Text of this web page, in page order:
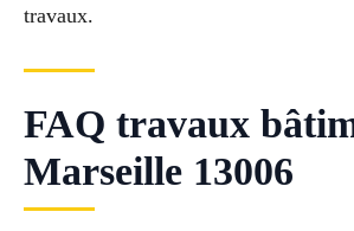
travaux.
FAQ travaux
Marseille 13006